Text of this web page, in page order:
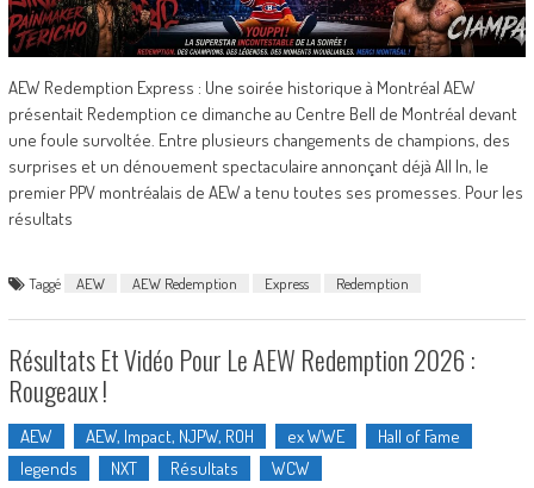
AEW Redemption Express : Une soirée historique à Montréal AEW
présentait Redemption ce dimanche au Centre Bell de Montréal devant
une foule survoltée. Entre plusieurs changements de champions, des
surprises et un dénouement spectaculaire annonçant déjà All In, le
premier PPV montréalais de AEW a tenu toutes ses promesses. Pour les
résultats
Taggé AEW AEW Redemption Express Redemption
Résultats Et Vidéo Pour Le AEW Redemption 2026 :
Rougeaux !
AEW AEW, Impact, NJPW, ROH ex WWE
Hall of Fame
legends
NXT Résultats WCW